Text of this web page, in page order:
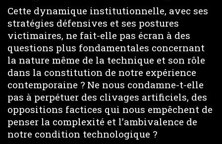
Cette dynamique institutionnelle, avec ses
stratégies défensives et ses postures
victimaires, ne fait-elle pas écran à des
questions plus fondamentales concernant
la nature même de la technique et son rôle
dans la constitution de notre expérience
contemporaine ? Ne nous condamne-t-elle
pas à perpétuer des clivages artificiels, des
oppositions factices qui nous empêchent de
penser la complexité et l’ambivalence de
notre condition technologique ?